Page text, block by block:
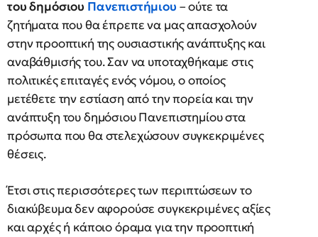
του δημόσιου Πανεπιστήμιου – ούτε τα
ζητήματα που θα έπρεπε να μας απασχολούν
στην προοπτική της ουσιαστικής ανάπτυξης και
αναβάθμισής του. Σαν να υποταχθήκαμε στις
πολιτικές επιταγές ενός νόμου, ο οποίος
μετέθετε την εστίαση από την πορεία και την
ανάπτυξη του δημόσιου Πανεπιστημίου στα
πρόσωπα που θα στελεχώσουν συγκεκριμένες
θέσεις.
Έτσι στις περισσότερες των περιπτώσεων το
διακύβευμα δεν αφορούσε συγκεκριμένες αξίες
και αρχές ή κάποιο όραμα για την προοπτική